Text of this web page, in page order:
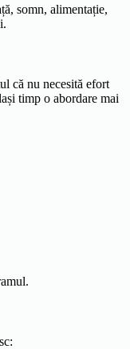
somn, alimentație,
că nu necesită efort
timp o abordare mai